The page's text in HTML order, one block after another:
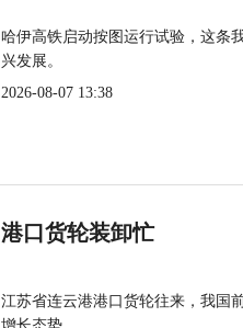
哈伊高铁启动按图运行试验，这条
兴发展。
2026-08-07 13:38
港口货轮装卸忙
江苏省连云港港口货轮往来，我国